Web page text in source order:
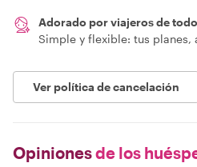
Adorado por viajeros de
Simple y flexible: tus planes,
Ver política de cancelación
Opinionesde los